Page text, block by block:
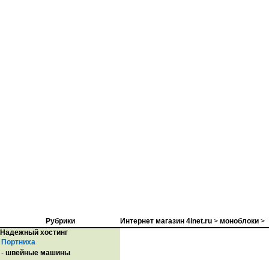
Рубрики
Надежный хостинг
Портниха
- швейные машины
Интернет магазин 4inet.ru > моноблоки >